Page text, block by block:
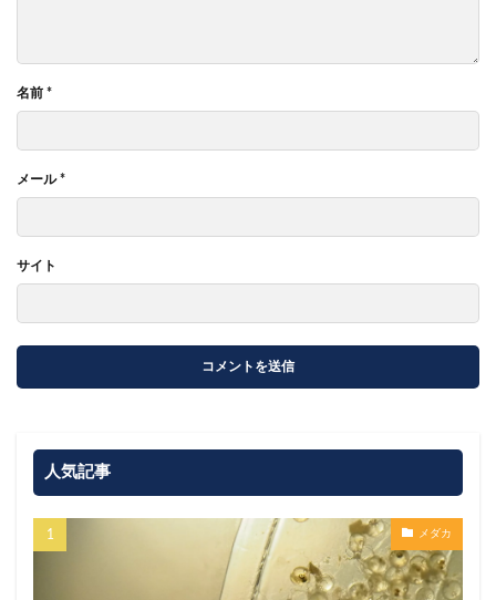
名前 *
メール*
サイト
人気記事
メダカ